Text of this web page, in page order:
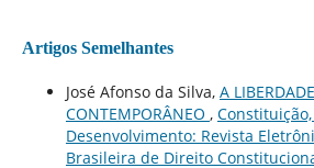
Artigos Semelhantes
José Afonso da Silva, A
CONTEMPORÂNEO ,
Desenvolvimento: Revista
Brasileira de Direito